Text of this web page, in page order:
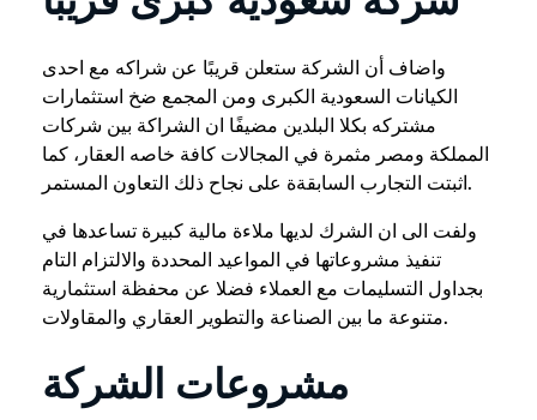
واضاف أن الشركة ستعلن قريبًا عن شراكه مع احدى
الكيانات السعودية الكبرى ومن المجمع ضخ استثمارات
مشتركه بكلا البلدين مضيفًا ان الشراكة بين شركات
المملكة ومصر مثمرة في المجالات كافة خاصه العقار، كما
اثبتت التجارب السابقةة على نجاح ذلك التعاون المستمر.
ولفت الى ان الشرك لديها ملاءة مالية كبيرة تساعدها في
تنفيذ مشروعاتها في المواعيد المحددة والالتزام التام
بجداول التسليمات مع العملاء فضلا عن محفظة استثمارية
متنوعة ما بين الصناعة والتطوير العقاري والمقاولات.
مشروعات الشركة